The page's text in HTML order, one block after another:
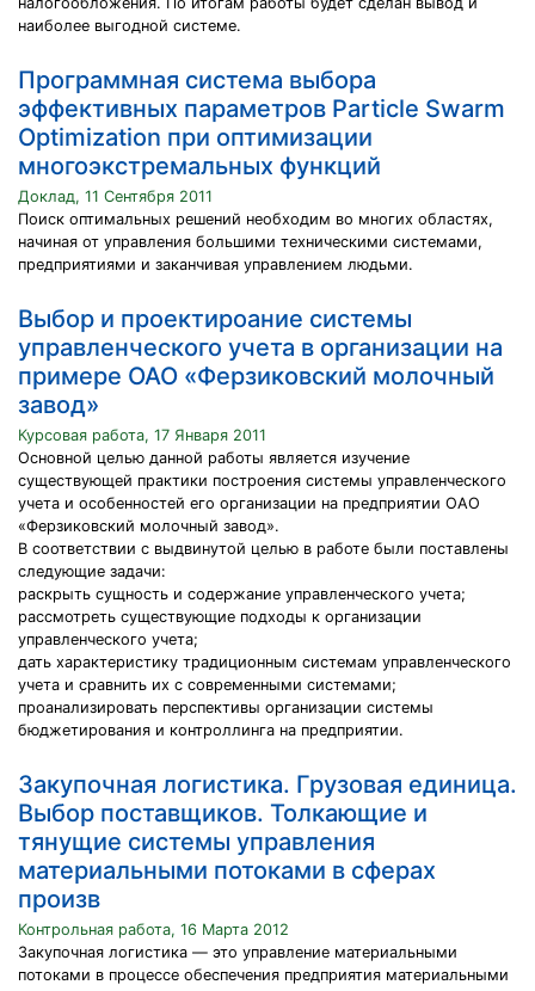
наиболее выгодной системе.
Программная система выбора
эффективных параметров Particle Swarm
Optimization при оптимизации
многоэкстремальных функций
Доклад, 11 Сентября 2011
Поиск оптимальных решений необходим во многих областях,
начиная от управления большими техническими системами,
предприятиями и заканчивая управлением людьми.
Выбор и проектироание системы
управленческого учета в организации на
примере ОАО «Ферзиковский молочный
завод»
Курсовая работа, 17 Января 2011
Основной целью данной работы является изучение
существующей практики построения системы управленческого
учета и особенностей его организации на предприятии ОАО
«Ферзиковский молочный завод».
В соответствии с выдвинутой целью в работе были поставлены
следующие задачи:
раскрыть сущность и содержание управленческого учета;
рассмотреть существующие подходы к организации
управленческого учета;
дать характеристику традиционным системам управленческого
учета и сравнить их с современными системами;
проанализировать перспективы организации системы
бюджетирования и контроллинга на предприятии.
Закупочная логистика. Грузовая единица.
Выбор поставщиков. Толкающие и
тянущие системы управления
материальными потоками в сферах
произв
Контрольная работа, 16 Марта 2012
Закупочная логистика — это управление материальными
потоками в процессе обеспечения предприятия материальными